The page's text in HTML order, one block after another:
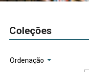
Coleções
Ordenação